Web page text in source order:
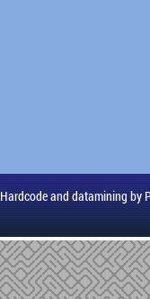
Hardcode and datamining by